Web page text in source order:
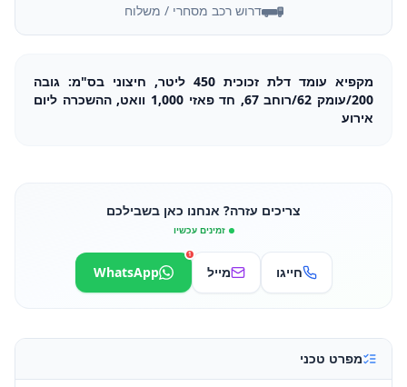
דרוש רכב מסחרי / משלוח
מקפיא עומד דלת זכוכית 450 ליטר, חיצוני בס"מ: גובה
200/עומק 62/רוחב 67, חד פאזי 1,000 וואט, ההשכרה ליום
אירוע
צריכים עזרה? אנחנו כאן בשבילכם
זמינים עכשיו
חייגו מייל WhatsApp
1
מפרט טכני